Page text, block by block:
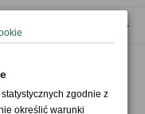
zgodnie z
określić warunki